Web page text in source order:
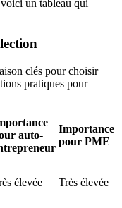
un tableau qui
clés pour choisir
pratiques pour
auto-
Importance
pour PME
élevée Très élevée